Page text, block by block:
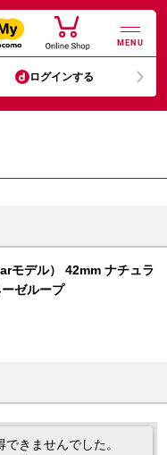
MENU
ログインする
モデル） 42mm ナチュラ
ゼループ
きませんでした。